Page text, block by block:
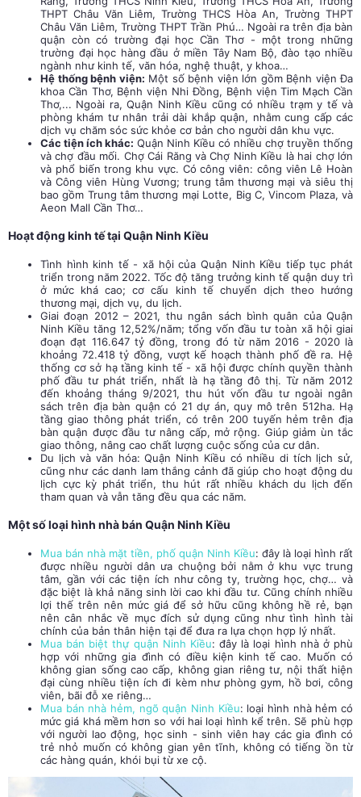
THPT Châu Văn Liêm, Trường THCS Hòa An, Trường THPT
Châu Văn Liêm, Trường THPT Trần Phú… Ngoài ra trên địa bàn
quận còn có trường đại học Cần Thơ - một trong những
trường đại học hàng đầu ở miền Tây Nam Bộ, đào tạo nhiều
ngành như kinh tế, văn hóa, nghệ thuật, y khoa…
Hệ thống bệnh viện: Một số bệnh viện lớn gồm Bệnh viện Đa
khoa Cần Thơ, Bệnh viện Nhi Đồng, Bệnh viện Tim Mạch Cần
Thơ,... Ngoài ra, Quận Ninh Kiều cũng có nhiều trạm y tế và
phòng khám tư nhân trải dài khắp quận, nhằm cung cấp các
dịch vụ chăm sóc sức khỏe cơ bản cho người dân khu vực.
Các tiện ích khác: Quận Ninh Kiều có nhiều chợ truyền thống
và chợ đầu mối. Chợ Cái Răng và Chợ Ninh Kiều là hai chợ lớn
và phổ biến trong khu vực. Có công viên: công viên Lê Hoàn
và Công viên Hùng Vương; trung tâm thương mại và siêu thị
bao gồm Trung tâm thương mại Lotte, Big C, Vincom Plaza, và
Aeon Mall Cần Thơ…
Hoạt động kinh tế tại Quận Ninh Kiều
Tình hình kinh tế - xã hội của Quận Ninh Kiều tiếp tục phát
triển trong năm 2022. Tốc độ tăng trưởng kinh tế quận duy trì
ở mức khá cao; cơ cấu kinh tế chuyển dịch theo hướng
thương mại, dịch vụ, du lịch.
Giai đoạn 2012 – 2021, thu ngân sách bình quân của Quận
Ninh Kiều tăng 12,52%/năm; tổng vốn đầu tư toàn xã hội giai
đoạn đạt 116.647 tỷ đồng, trong đó từ năm 2016 - 2020 là
khoảng 72.418 tỷ đồng, vượt kế hoạch thành phố đề ra. Hệ
thống cơ sở hạ tầng kinh tế - xã hội được chính quyền thành
phố đầu tư phát triển, nhất là hạ tầng đô thị. Từ năm 2012
đến khoảng tháng 9/2021, thu hút vốn đầu tư ngoài ngân
sách trên địa bàn quận có 21 dự án, quy mô trên 512ha. Hạ
tầng giao thông phát triển, có trên 200 tuyến hẻm trên địa
bàn quận được đầu tư nâng cấp, mở rộng. Giúp giảm ùn tắc
giao thông, nâng cao chất lượng cuộc sống của cư dân.
Du lịch và văn hóa: Quận Ninh Kiều có nhiều di tích lịch sử,
cũng như các danh lam thắng cảnh đã giúp cho hoạt động du
lịch cực kỳ phát triển, thu hút rất nhiều khách du lịch đến
tham quan và vẫn tăng đều qua các năm.
Một số loại hình nhà bán Quận Ninh Kiều
Mua bán nhà mặt tiền, phố quận Ninh Kiều: đây là loại hình rất
được nhiều người dân ưa chuộng bởi nằm ở khu vực trung
tâm, gần với các tiện ích như công ty, trường học, chợ… và
đặc biệt là khả năng sinh lời cao khi đầu tư. Cũng chính nhiều
lợi thế trên nên mức giá để sở hữu cũng không hề rẻ, bạn
nên cân nhắc về mục đích sử dụng cũng như tình hình tài
chính của bản thân hiện tại để đưa ra lựa chọn hợp lý nhất.
Mua bán biệt thự quận Ninh Kiều: đây là loại hình nhà ở phù
hợp với những gia đình có điều kiện kinh tế cao. Muốn có
không gian sống cao cấp, không gian riêng tư, nội thất hiện
đại cùng nhiều tiện ích đi kèm như phòng gym, hồ bơi, công
viên, bãi đỗ xe riêng…
Mua bán nhà hẻm, ngõ quận Ninh Kiều: loại hình nhà hẻm có
mức giá khá mềm hơn so với hai loại hình kể trên. Sẽ phù hợp
với người lao động, học sinh - sinh viên hay các gia đình có
trẻ nhỏ muốn có không gian yên tĩnh, không có tiếng ồn từ
các hàng quán, khói bụi từ xe cộ.